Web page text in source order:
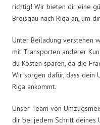
richtig! Wir bieten dir eine
Breisgau nach Riga an, um
Unter Beiladung verstehen
mit Transporten anderer
du Kosten sparen, da die
Wir sorgen dafür, dass dein
Riga ankommt.
Unser Team von
dir bei jedem Schritt deines